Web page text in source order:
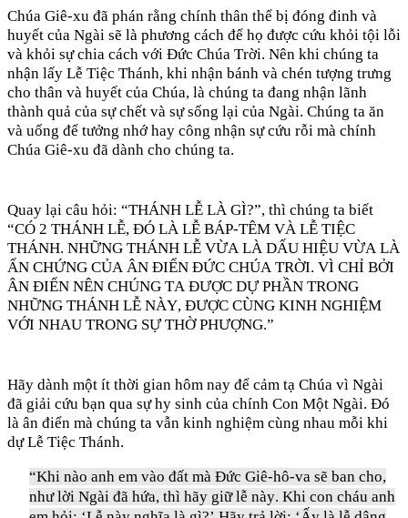
Chúa Giê-xu đã phán rằng chính thân thể bị đóng đinh và
huyết của Ngài sẽ là phương cách để họ được cứu khỏi tội lỗi
và khỏi sựchia cách với Đức Chúa Trời. Nên khi chúng ta
nhận lấy Lễ Tiệc Thánh, khi nhận bánh và chén tượng trưng
cho thân và huyết của Chúa, là chúng ta đang nhận lãnh
thành quả của sự chết và sự sống lại của Ngài. Chúng ta ăn
và uống để tưởng nhớhay công nhận sự cứu rỗi mà chính
Chúa Giê-xu đã dành cho chúng ta.
Quay lại câu hỏi: “THÁNH LỄ LÀ GÌ?”, thì chúng ta biết
“CÓ 2 THÁNH LỄ, ĐÓ LÀ LỄ BÁP-TÊM VÀ LỄ TIỆC
THÁNH. NHỮNG THÁNH LỄ VỪA LÀ DẤU HIỆU VỪA LÀ
ẤN CHỨNG CỦA ÂN ĐIỂN ĐỨC CHÚA TRỜI. VÌ CHỈ BỞI
ÂN ĐIỂN NÊN CHÚNG TA ĐƯỢC DỰ PHẦN TRONG
NHỮNG THÁNH LỄ NÀY, ĐƯỢC CÙNG KINH NGHIỆM
VỚI NHAU TRONG SỰ THỜ PHƯỢNG.”
Hãy dành một ít thời gian hôm nay để cảm tạ Chúa vì Ngài
đã giải cứu bạn qua sự hy sinh của chính Con Một Ngài. Đó
là ân điển mà chúng ta vẫn kinh nghiệm cùng nhau mỗi khi
dự Lễ Tiệc Thánh.
“Khi nào anh em vào đất mà Đức Giê-hô-va sẽ ban cho,
như lời Ngài đã hứa, thì hãy giữ lễ này. Khi con cháu anh